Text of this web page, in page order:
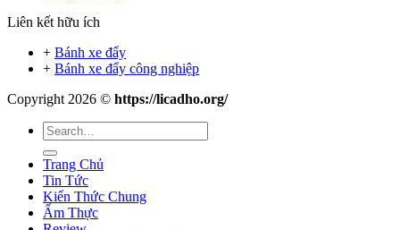
Liên kết hữu ích
+ Bánh xe đẩy
+ Bánh xe đẩy công nghiệp
Copyright 2026 © https://licadho.org/
Trang Chủ
Tin Tức
Kiến Thức Chung
Ẩm Thực